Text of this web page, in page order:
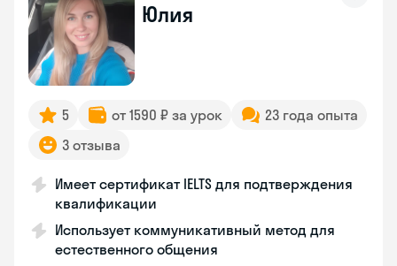
Юлия
5 от 1590 ₽ за урок
23 года опыта
3 отзыва
Имеет сертификат IELTS для подтверждения
квалификации
Использует коммуникативный метод для
естественного общения